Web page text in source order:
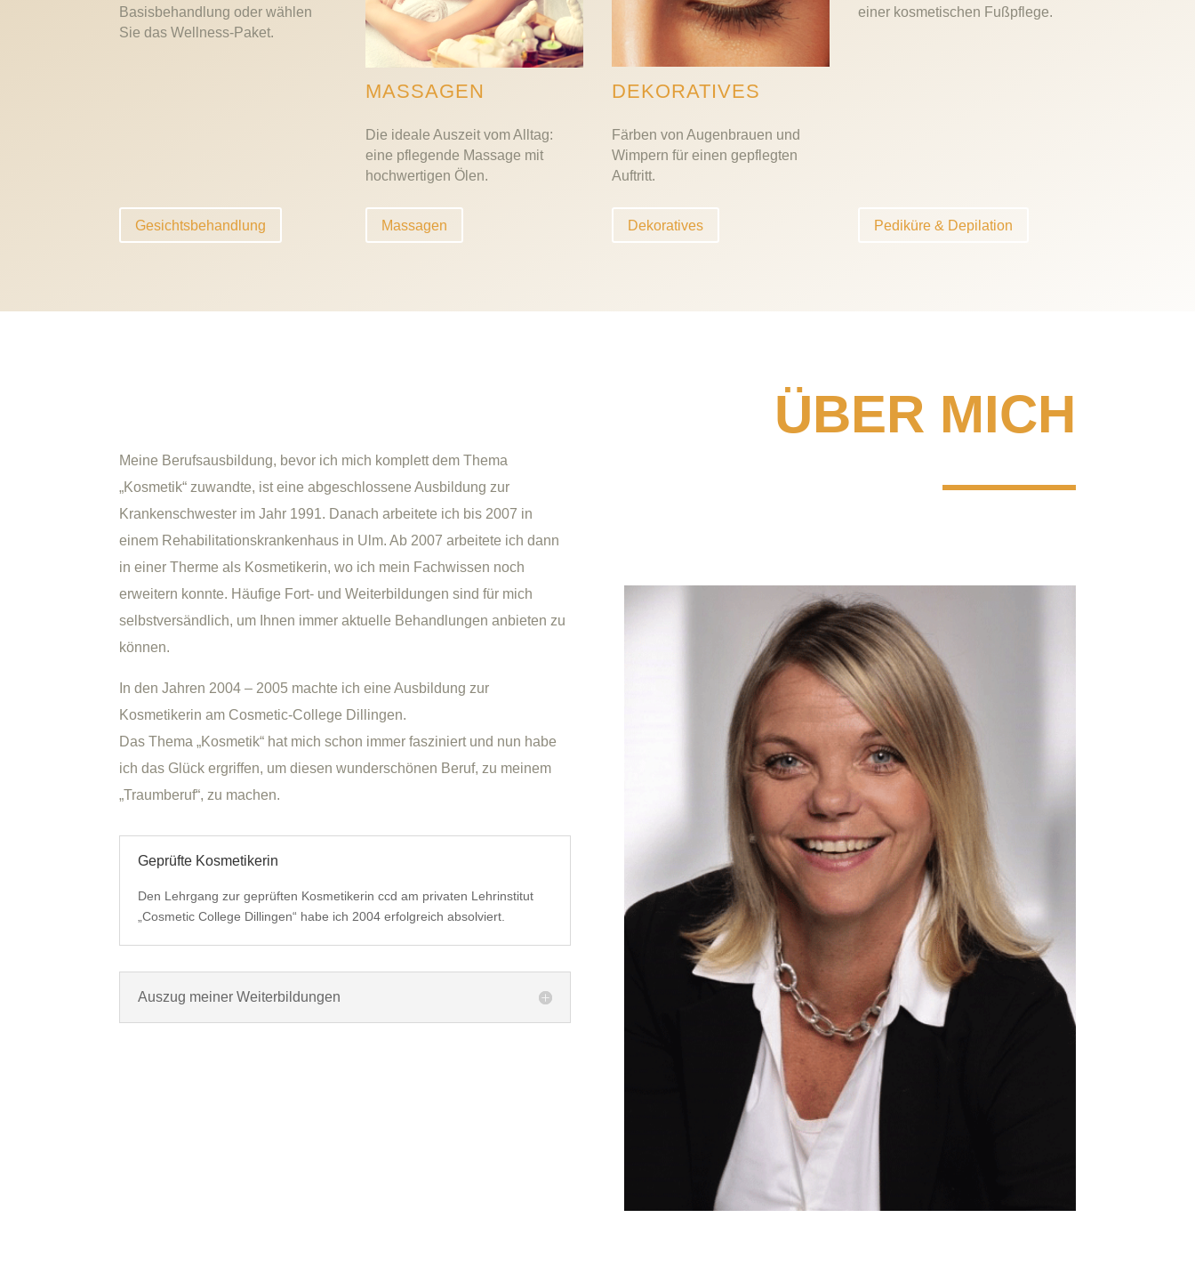
Basisbehandlung oder wählen
Sie das Wellness-Paket.
Gesichtsbehandlung
MASSAGEN
Die ideale Auszeit vom Alltag:
eine pflegende Massage mit
hochwertigen Ölen.
Massagen
DEKORATIVES
Färben von Augenbrauen und
Wimpern für einen gepflegten
Auftritt.
Dekoratives
einer kosmetischen Fußpflege.
Pediküre & Depilation
Meine Berufsausbildung, bevor ich mich komplett dem Thema
„Kosmetik“ zuwandte, ist eine abgeschlossene Ausbildung zur
Krankenschwester im Jahr 1991. Danach arbeitete ich bis 2007 in
einem Rehabilitationskrankenhaus in Ulm. Ab 2007 arbeitete ich dann
in einer Therme als Kosmetikerin, wo ich mein Fachwissen noch
erweitern konnte. Häufige Fort- und Weiterbildungen sind für mich
selbstversändlich, um Ihnen immer aktuelle Behandlungen anbieten zu
können.
In den Jahren 2004 – 2005 machte ich eine Ausbildung zur
Kosmetikerin am Cosmetic-College Dillingen.
Das Thema „Kosmetik“ hat mich schon immer fasziniert und nun habe
ich das Glück ergriffen, um diesen wunderschönen Beruf, zu meinem
„Traumberuf“, zu machen.
Geprüfte Kosmetikerin
Den Lehrgang zur geprüften Kosmetikerin ccd am privaten Lehrinstitut
„Cosmetic College Dillingen“ habe ich 2004 erfolgreich absolviert.
Auszug meiner Weiterbildungen
ÜBER MICH